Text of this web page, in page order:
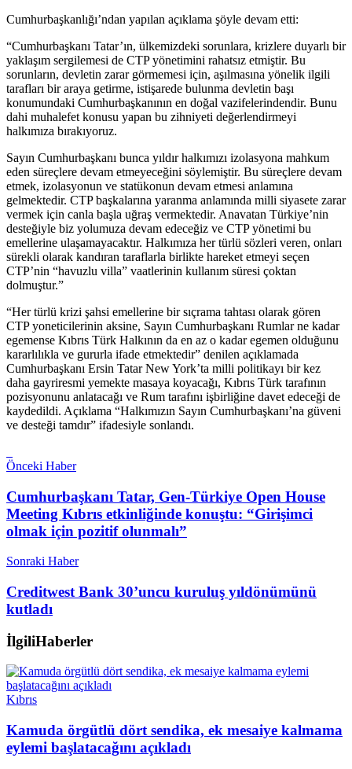
Cumhurbaşkanlığı’ndan yapılan açıklama şöyle devam etti:
“Cumhurbaşkanı Tatar’ın, ülkemizdeki sorunlara, krizlere duyarlı bir
yaklaşım sergilemesi de CTP yönetimini rahatsız etmiştir. Bu
sorunların, devletin zarar görmemesi için, aşılmasına yönelik ilgili
tarafları bir araya getirme, istişarede bulunma devletin başı
konumundaki Cumhurbaşkanının en doğal vazifelerindendir. Bunu
dahi muhalefet konusu yapan bu zihniyeti değerlendirmeyi
halkımıza bırakıyoruz.
Sayın Cumhurbaşkanı bunca yıldır halkımızı izolasyona mahkum
eden süreçlere devam etmeyeceğini söylemiştir. Bu süreçlere devam
etmek, izolasyonun ve statükonun devam etmesi anlamına
gelmektedir. CTP başkalarına yaranma anlamında milli siyasete zarar
vermek için canla başla uğraş vermektedir. Anavatan Türkiye’nin
desteğiyle biz yolumuza devam edeceğiz ve CTP yönetimi bu
emellerine ulaşamayacaktır. Halkımıza her türlü sözleri veren, onları
sürekli olarak kandıran taraflarla birlikte hareket etmeyi seçen
CTP’nin “havuzlu villa” vaatlerinin kullanım süresi çoktan
dolmuştur.”
“Her türlü krizi şahsi emellerine bir sıçrama tahtası olarak gören
CTP yoneticilerinin aksine, Sayın Cumhurbaşkanı Rumlar ne kadar
egemense Kıbrıs Türk Halkının da en az o kadar egemen olduğunu
kararlılıkla ve gururla ifade etmektedir” denilen açıklamada
Cumhurbaşkanı Ersin Tatar New York’ta milli politikayı bir kez
daha gayriresmi yemekte masaya koyacağı, Kıbrıs Türk tarafının
pozisyonunu anlatacağı ve Rum tarafını işbirliğine davet edeceği de
kaydedildi. Açıklama “Halkımızın Sayın Cumhurbaşkanı’na güveni
ve desteği tamdır” ifadesiyle sonlandı.
Önceki Haber
Cumhurbaşkanı Tatar, Gen-Türkiye Open House
Meeting Kıbrıs etkinliğinde konuştu: “Girişimci
olmak için pozitif olunmalı”
Sonraki Haber
Creditwest Bank 30’uncu kuruluş yıldönümünü
kutladı
İlgiliHaberler
Kıbrıs
Kamuda örgütlü dört sendika, ek mesaiye kalmama
eylemi başlatacağını açıkladı